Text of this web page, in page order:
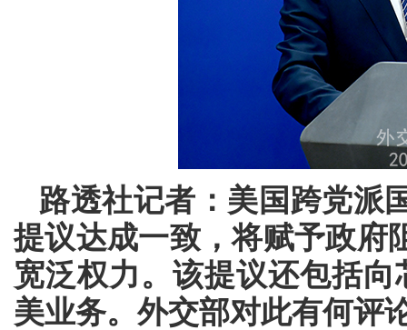
路透社记者：美国跨党派
提议达成一致，将赋予政府
宽泛权力。该提议还包括
美业务。外交部对此有何评